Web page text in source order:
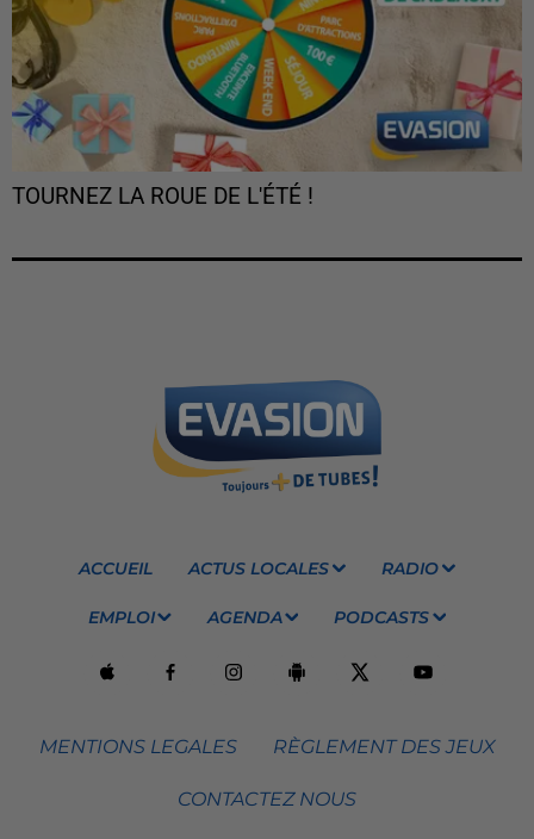
TOURNEZ LA ROUE DE L'ÉTÉ !
ACCUEIL ACTUS LOCALES RADIO
EMPLOI AGENDA PODCASTS
MENTIONS LEGALES RÈGLEMENT DES JEUX
CONTACTEZ NOUS